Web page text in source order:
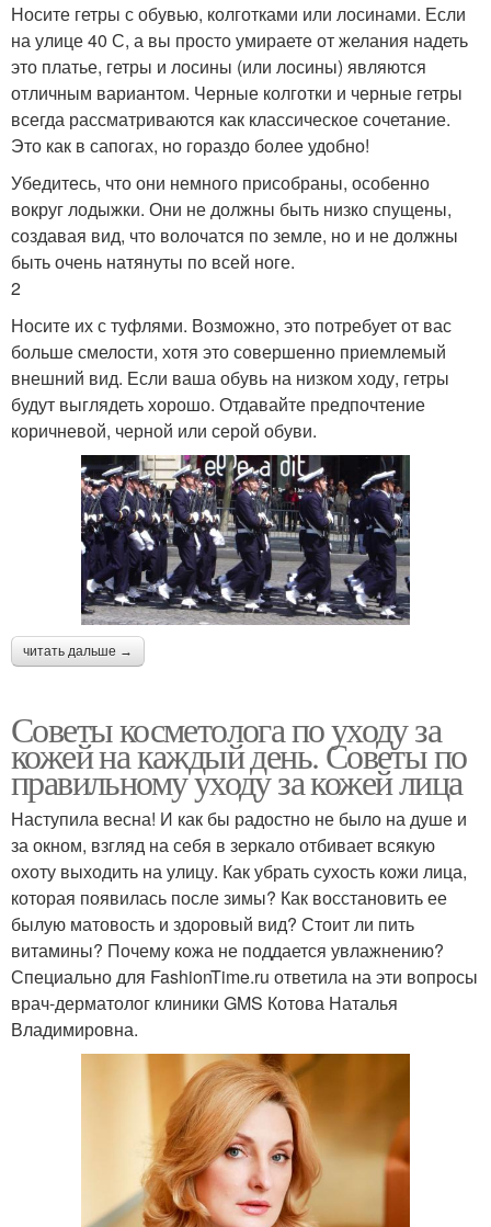
Носите гетры с обувью, колготками или лосинами. Если
на улице 40 С, а вы просто умираете от желания надеть
это платье, гетры и лосины (или лосины) являются
отличным вариантом. Черные колготки и черные гетры
всегда рассматриваются как классическое сочетание.
Это как в сапогах, но гораздо более удобно!
Убедитесь, что они немного присобраны, особенно
вокруг лодыжки. Они не должны быть низко спущены,
создавая вид, что волочатся по земле, но и не должны
быть очень натянуты по всей ноге.
2
Носите их с туфлями. Возможно, это потребует от вас
больше смелости, хотя это совершенно приемлемый
внешний вид. Если ваша обувь на низком ходу, гетры
будут выглядеть хорошо. Отдавайте предпочтение
коричневой, черной или серой обуви.
читать дальше →
Советы косметолога по уходу за
кожей на каждый день. Советы по
правильному уходу за кожей лица
Наступила весна! И как бы радостно не было на душе и
за окном, взгляд на себя в зеркало отбивает всякую
охоту выходить на улицу. Как убрать сухость кожи лица,
которая появилась после зимы? Как восстановить ее
былую матовость и здоровый вид? Стоит ли пить
витамины? Почему кожа не поддается увлажнению?
Специально для FashionTime.ru ответила на эти вопросы
врач-дерматолог клиники GMS Котова Наталья
Владимировна.